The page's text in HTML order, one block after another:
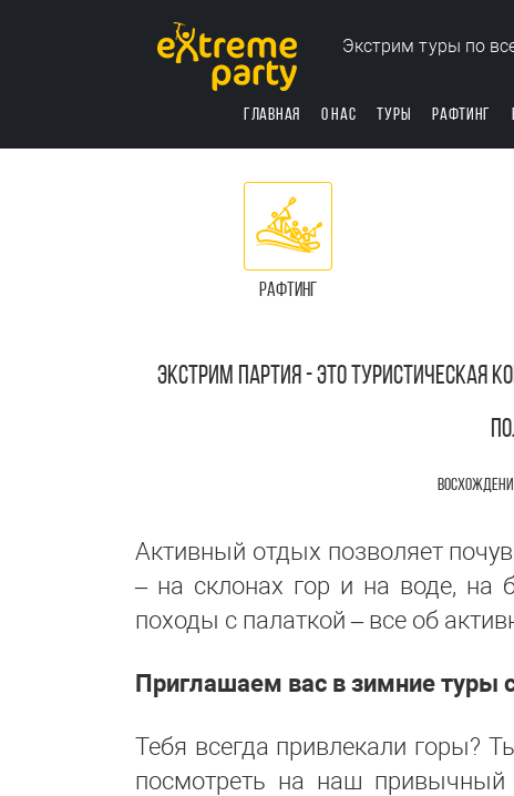
Экстрим туры по
ГЛАВНАЯ О НАС ТУРЫ РАФТИНГ
РАФТИНГ
ЭКСТРИМ ПАРТИЯ - ЭТО ТУРИСТИЧЕСКАЯ
Активный отдых позволяет
– на склонах гор и на воде, на
походы с палаткой – все об
Приглашаем вас в зимние туры
Тебя всегда привлекали горы?
посмотреть на наш